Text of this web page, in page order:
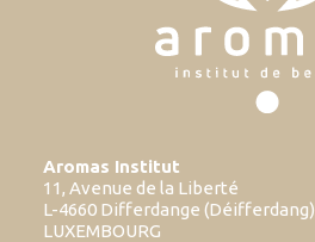
Aromas Institut
11, Avenue de la Liberté
L-4660 Differdange (Déifferdang)
LUXEMBOURG